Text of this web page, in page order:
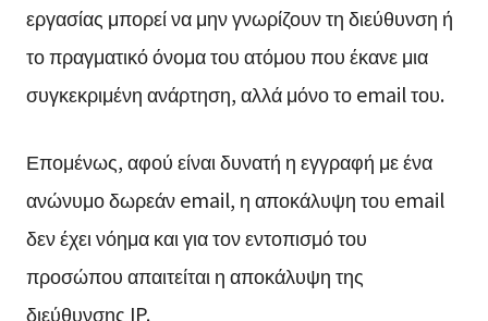
εργασίας μπορεί να μην γνωρίζουν τη διεύθυνση ή
το πραγματικό όνομα του ατόμου που έκανε μια
συγκεκριμένη ανάρτηση, αλλά μόνο το email του.
Επομένως, αφού είναι δυνατή η εγγραφή με ένα
ανώνυμο δωρεάν email, η αποκάλυψη του email
δεν έχει νόημα και για τον εντοπισμό του
προσώπου απαιτείται η αποκάλυψη της
διεύθυνσης IP.